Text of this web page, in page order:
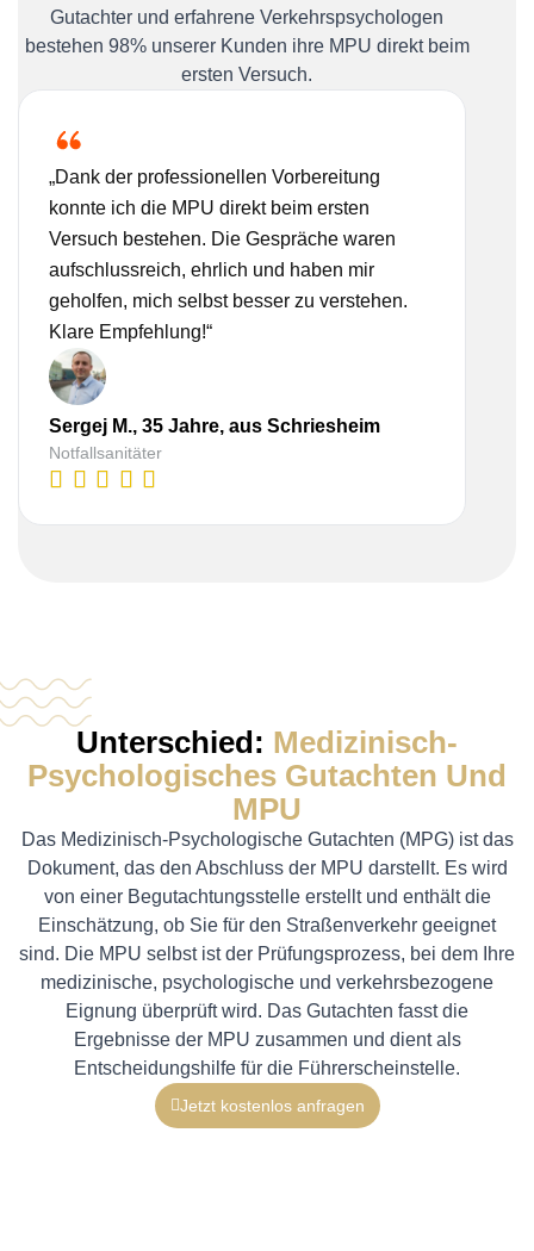
Gutachter und erfahrene Verkehrspsychologen
bestehen 98% unserer Kunden ihre MPU direkt beim
ersten Versuch.
„Dank der professionellen Vorbereitung
konnte ich die MPU direkt beim ersten
Versuch bestehen. Die Gespräche waren
aufschlussreich, ehrlich und haben mir
geholfen, mich selbst besser zu verstehen.
Klare Empfehlung!“
Sergej M., 35 Jahre, aus Schriesheim
Notfallsanitäter
Unterschied: Medizinisch-
Psychologisches Gutachten Und
MPU
Das Medizinisch-Psychologische Gutachten (MPG) ist das
Dokument, das den Abschluss der MPU darstellt. Es wird
von einer Begutachtungsstelle erstellt und enthält die
Einschätzung, ob Sie für den Straßenverkehr geeignet
sind. Die MPU selbst ist der Prüfungsprozess, bei dem Ihre
medizinische, psychologische und verkehrsbezogene
Eignung überprüft wird. Das Gutachten fasst die
Ergebnisse der MPU zusammen und dient als
Entscheidungshilfe für die Führerscheinstelle.
Jetzt kostenlos anfragen